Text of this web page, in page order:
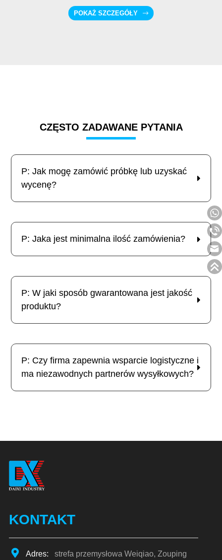
POKAŻ SZCZEGÓŁY
CZĘSTO ZADAWANE PYTANIA
P: Jak mogę zamówić próbkę lub uzyskać
wycenę?
P: Jaka jest minimalna ilość zamówienia?
P: W jaki sposób gwarantowana jest jakość
produktu?
P: Czy firma zapewnia wsparcie logistyczne i
ma niezawodnych partnerów wysyłkowych?
KONTAKT
Adres:
strefa przemysłowa Weiqiao, Zouping